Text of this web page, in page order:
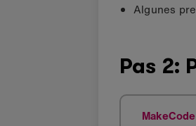
Algunes
Pas 2:
MakeCode